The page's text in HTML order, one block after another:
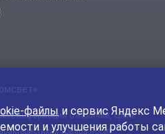
информация о наличии, сроке
товара носит
файлы и сервис Яндекс
и улучшения работы